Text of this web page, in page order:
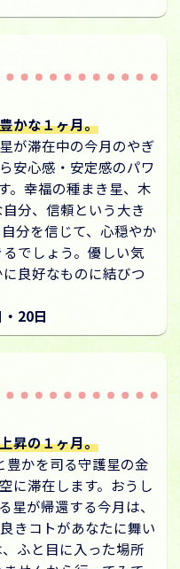
かな１ヶ月。
が滞在中の今月のやぎ
安心感・安定感のパワ
。幸福の種まき星、木
分、信頼という大き
分を信じて、心穏やか
でしょう。優しい気
良好なものに結びつ
20日
昇の１ヶ月。
豊かを司る守護星の金
に滞在します。おうし
星が帰還する今月は、
きコトがあなたに舞い
ふと目に入った場所